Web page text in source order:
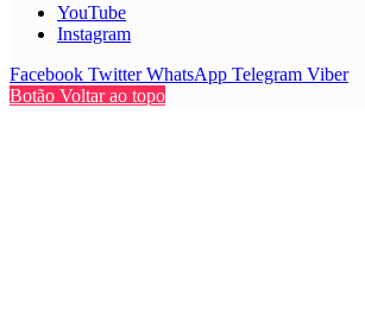
YouTube
Instagram
Facebook Twitter WhatsApp Telegram Viber
Botão Voltar ao topo